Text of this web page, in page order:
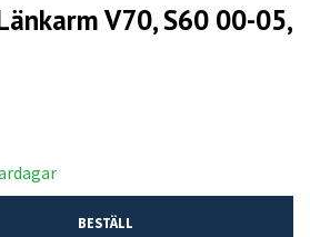
V70, S60 00-05,
BESTÄLL